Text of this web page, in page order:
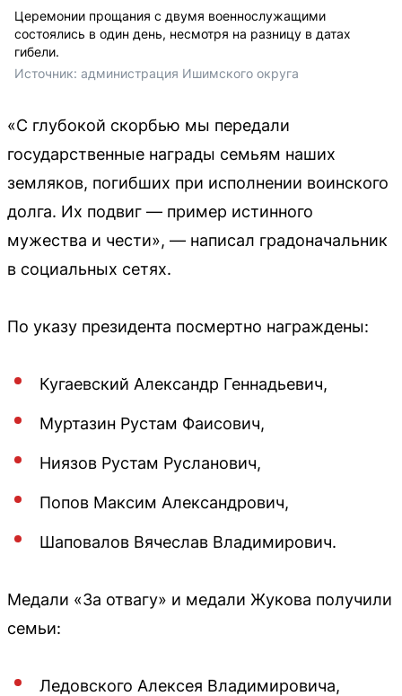
Церемонии прощания с двумя военнослужащими
состоялись в один день, несмотря на разницу в датах
гибели.
Источник: администрация Ишимского округа
«С глубокой скорбью мы передали
государственные награды семьям наших
земляков, погибших при исполнении воинского
долга. Их подвиг — пример истинного
мужества и чести», — написал градоначальник
в социальных сетях.
По указу президента посмертно награждены:
Кугаевский Александр Геннадьевич,
Муртазин Рустам Фаисович,
Ниязов Рустам Русланович,
Попов Максим Александрович,
Шаповалов Вячеслав Владимирович.
Медали «За отвагу» и медали Жукова получили
семьи:
Ледовского Алексея Владимировича,